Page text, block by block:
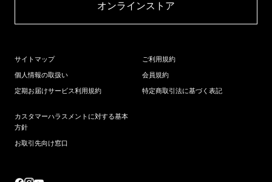
オンラインストア​
サイトマップ
個人情報の取扱い
定期お届けサービス利用規約
ご利用規約
会員規約
特定商取引法に基づく表記
カスタマーハラスメントに対する基本
方針
お取引先向け窓口